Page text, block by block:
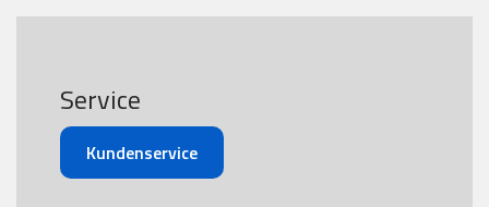
Service
Kundenservice